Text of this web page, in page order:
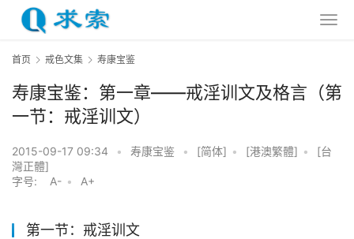
首页 戒色文集 寿康宝鉴
寿康宝鉴：第一章——戒淫训文及格言（第
一节：戒淫训文）
2015-09-17 09:34 • 寿康宝鉴 • [简体] • [港澳繁體] •
[台
灣正體]
字号:
A- • A+
第一节：戒淫训文